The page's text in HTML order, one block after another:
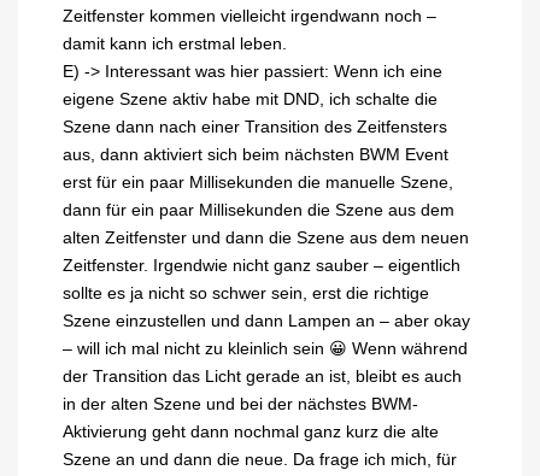
Zeitfenster kommen vielleicht irgendwann noch –
damit kann ich erstmal leben.
E) -> Interessant was hier passiert: Wenn ich eine
eigene Szene aktiv habe mit DND, ich schalte die
Szene dann nach einer Transition des Zeitfensters
aus, dann aktiviert sich beim nächsten BWM Event
erst für ein paar Millisekunden die manuelle Szene,
dann für ein paar Millisekunden die Szene aus dem
alten Zeitfenster und dann die Szene aus dem neuen
Zeitfenster. Irgendwie nicht ganz sauber – eigentlich
sollte es ja nicht so schwer sein, erst die richtige
Szene einzustellen und dann Lampen an – aber okay
– will ich mal nicht zu kleinlich sein 😀 Wenn während
der Transition das Licht gerade an ist, bleibt es auch
in der alten Szene und bei der nächstes BWM-
Aktivierung geht dann nochmal ganz kurz die alte
Szene an und dann die neue. Da frage ich mich, für